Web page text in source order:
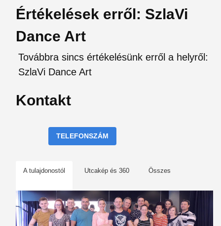
Értékelések erről: SzlaVi
Dance Art
Továbbra sincs értékelésünk erről a helyről:
SzlaVi Dance Art
Kontakt
TELEFONSZÁM
A tulajdonostól Utcakép és 360 Összes